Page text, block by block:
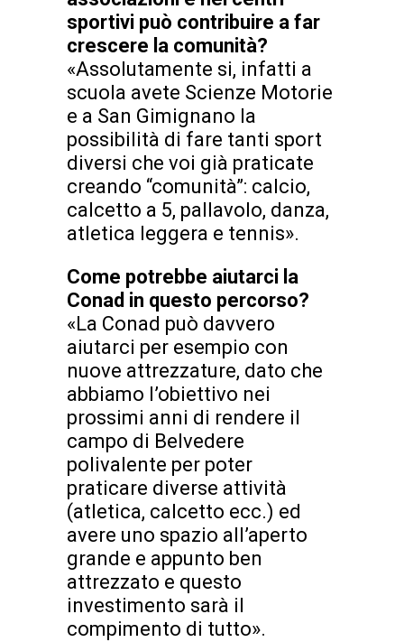
sportivi può contribuire a far
crescere la comunità?
«Assolutamente si, infatti a
scuola avete Scienze Motorie
e a San Gimignano la
possibilità di fare tanti sport
diversi che voi già praticate
creando “comunità”: calcio,
calcetto a 5, pallavolo, danza,
atletica leggera e tennis».
Come potrebbe aiutarci la
Conad in questo percorso?
«La Conad può davvero
aiutarci per esempio con
nuove attrezzature, dato che
abbiamo l’obiettivo nei
prossimi anni di rendere il
campo di Belvedere
polivalente per poter
praticare diverse attività
(atletica, calcetto ecc.) ed
avere uno spazio all’aperto
grande e appunto ben
attrezzato e questo
investimento sarà il
compimento di tutto».